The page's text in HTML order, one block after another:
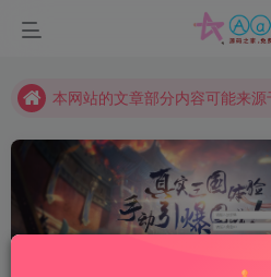
现在赞助会员享受专属折扣，详